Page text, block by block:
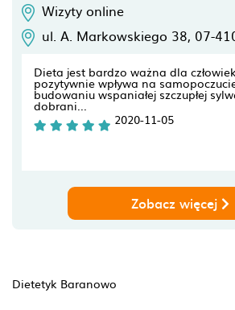
Wizyty online
ul. A. Markowskiego 38, 07-
Dieta jest bardzo ważna dla
pozytywnie wpływa na
budowaniu wspaniałej szczupłej
dobrani...
2020-11-05
Zobacz więcej
Dietetyk Baranowo